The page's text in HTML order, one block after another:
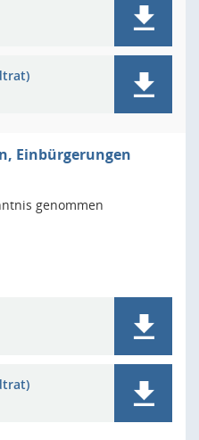
Einbürgerungen
genommen